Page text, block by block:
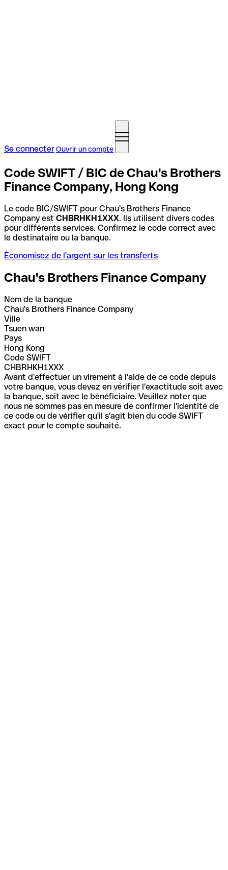
Se connecterOuvrir un compte
Code SWIFT / BIC de Chau's Brothers
Finance Company, Hong Kong
Le code BIC/SWIFT pour Chau's Brothers Finance
Company est CHBRHKH1XXX. Ils utilisent divers codes
pour différents services. Confirmez le code correct avec
le destinataire ou la banque.
Économisez de l'argent sur les transferts
Chau's Brothers Finance Company
Nom de la banque
Chau's Brothers Finance Company
Ville
Tsuen wan
Pays
Hong Kong
Code SWIFT
CHBRHKH1XXX
Avant d'effectuer un virement à l'aide de ce code depuis
votre banque, vous devez en vérifier l'exactitude soit avec
la banque, soit avec le bénéficiaire. Veuillez noter que
nous ne sommes pas en mesure de confirmer l'identité de
ce code ou de vérifier qu'il s'agit bien du code SWIFT
exact pour le compte souhaité.